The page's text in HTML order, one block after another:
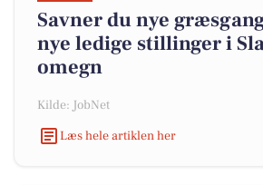
Savner du nye
nye ledige stillinger i
omegn
Kilde: JobNet
Læs hele artiklen her